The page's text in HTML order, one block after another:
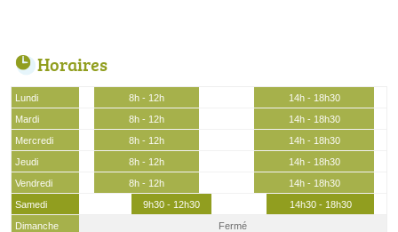
Horaires
Lundi 8h - 12h
14h - 18h30
Mardi
8h - 12h
14h - 18h30
Mercredi
8h - 12h
14h - 18h30
Jeudi
8h - 12h
14h - 18h30
Vendredi
8h - 12h
14h - 18h30
Samedi
9h30 - 12h30
14h30 - 18h30
Dimanche
Fermé